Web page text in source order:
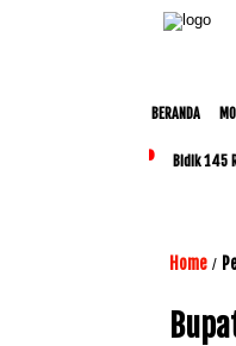
BERANDA
Bidik 145
Home /